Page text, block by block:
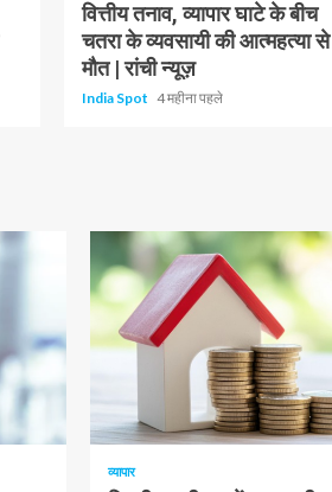
वित्तीय तनाव, व्यापार घाटे के बीच
चतरा के व्यवसायी की आत्महत्या से
मौत | रांची न्यूज़
India Spot 4 महीना पहले
1 न्यूनतम पढ़ा
व्यापार